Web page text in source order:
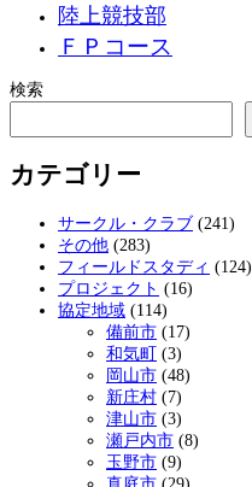
陸上競技部
ＦＰコース
検索
カテゴリー
サークル・クラブ (241)
その他 (283)
フィールドスタディ (124)
プロジェクト (16)
協定地域 (114)
備前市 (17)
和気町
(3)
岡山市 (48)
新庄村 (7)
津山市 (3)
瀬戸内市 (8)
玉野市 (9)